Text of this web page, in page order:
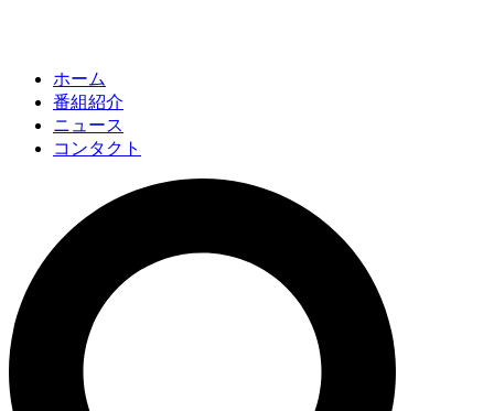
ホーム
番組紹介
ニュース
コンタクト